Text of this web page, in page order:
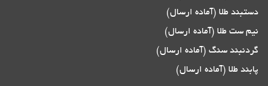
دستبند طلا (آماده ارسال)
نیم ست طلا (آماده ارسال)
گردنبند سنگ (آماده ارسال)
پابند طلا (آماده ارسال)